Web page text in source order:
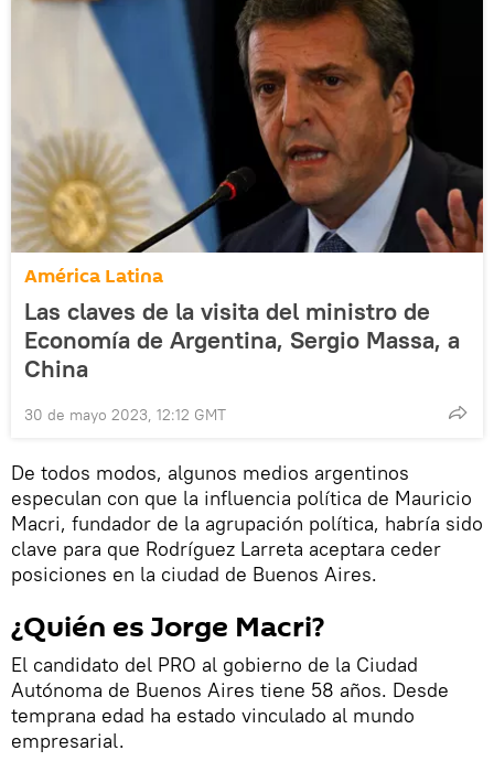
América Latina
Las claves de la visita del ministro de
Economía de Argentina, Sergio Massa, a
China
30 de mayo 2023, 12:12 GMT
De todos modos, algunos medios argentinos
especulan con que la influencia política de Mauricio
Macri, fundador de la agrupación política, habría sido
clave para que Rodríguez Larreta aceptara ceder
posiciones en la ciudad de Buenos Aires.
¿Quién es Jorge Macri?
El candidato del PRO al gobierno de la Ciudad
Autónoma de Buenos Aires tiene 58 años. Desde
temprana edad ha estado vinculado al mundo
empresarial.